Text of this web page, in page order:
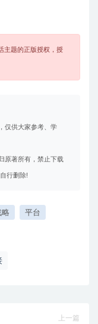
主题的正版授权，授
仅供大家参考、学
原著所有，禁止下载
行删除!
略 平台
上一篇